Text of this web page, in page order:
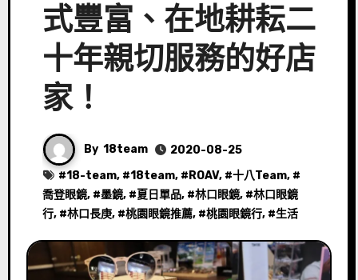
式豐富、在地耕耘二
十年親切服務的好店
家！
By 18team
2020-08-25
#18-team, #18team, # ROAV, #十八Team, #
喬登眼鏡, #墨鏡, #夏日單品, #林口眼鏡, #林口眼鏡
行, #林口長庚, #桃園眼鏡推薦, #桃園眼鏡行, #生活